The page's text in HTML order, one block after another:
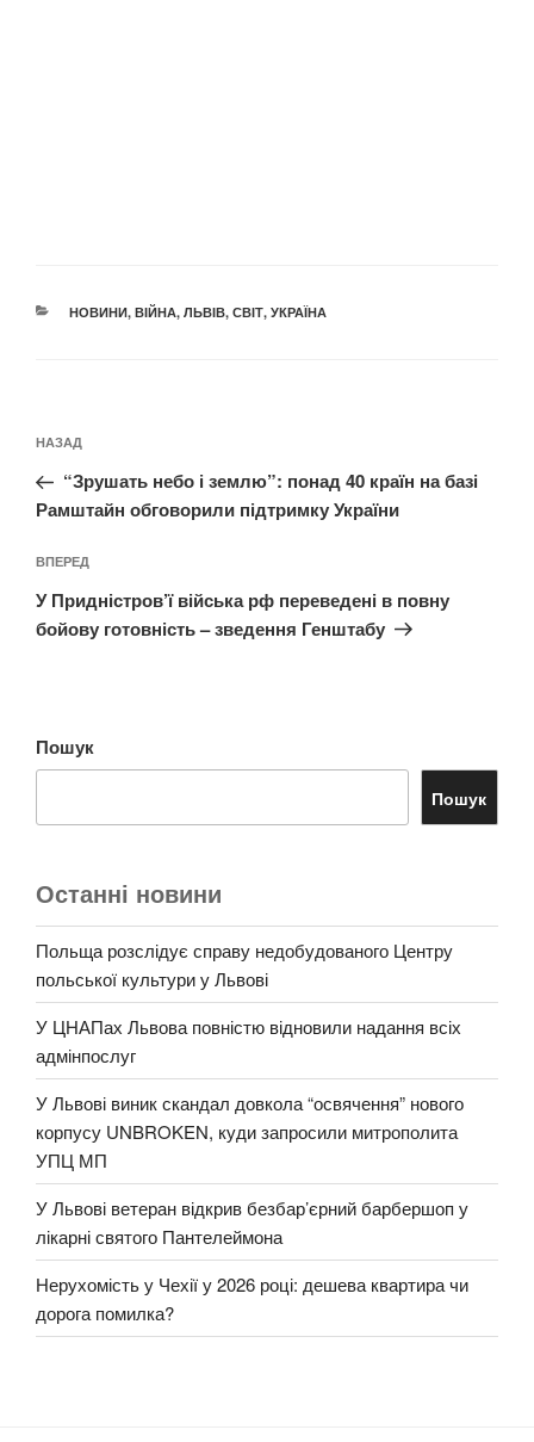
КАТЕГОРІЇ
НОВИНИ, ВІЙНА, ЛЬВІВ, СВІТ, УКРАЇНА
записів
Попередній
запис:
НАЗАД
“Зрушать небо і землю”: понад 40 країн на базі
Рамштайн обговорили підтримку України
Наступний
запис
ВПЕРЕД
У Придністров’ї війська рф переведені в повну
бойову готовність – зведення Генштабу
Пошук
Пошук
Останні новини
Польща розслідує справу недобудованого Центру
польської культури у Львові
У ЦНАПах Львова повністю відновили надання всіх
адмінпослуг
У Львові виник скандал довкола “освячення” нового
корпусу UNBROKEN, куди запросили митрополита
УПЦ МП
У Львові ветеран відкрив безбар’єрний барбершоп у
лікарні святого Пантелеймона
Нерухомість у Чехії у 2026 році: дешева квартира чи
дорога помилка?